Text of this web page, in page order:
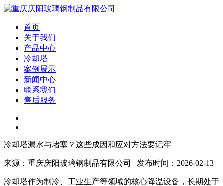
首页
关于我们
产品中心
冷却塔
案例展示
新闻中心
联系我们
售后服务
冷却塔漏水与堵塞？这些成因和应对方法要记牢
来源：重庆庆阳玻璃钢制品有限公司 | 发布时间：2026-02-13
冷却塔作为制冷、工业生产等领域的核心降温设备，长期处于